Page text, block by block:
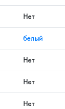
Нет
белый
Нет
Нет
Нет